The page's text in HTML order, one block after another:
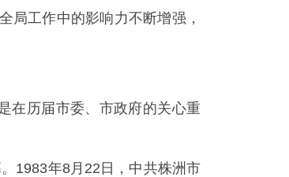
局工作中的影响力不断增强，
在历届市委、市政府的关心重
1983年8月22日，中共株洲市